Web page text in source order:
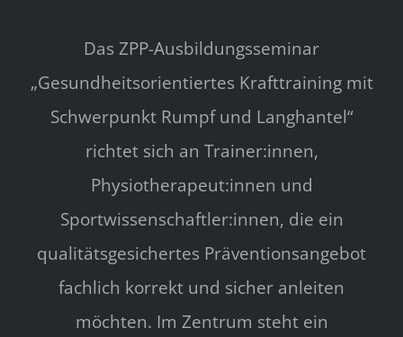
Das ZPP-Ausbildungsseminar
„Gesundheitsorientiertes Krafttraining mit
Schwerpunkt Rumpf und Langhantel“
richtet sich an Trainer:innen,
Physiotherapeut:innen und
Sportwissenschaftler:innen, die ein
qualitätsgesichertes Präventionsangebot
fachlich korrekt und sicher anleiten
möchten. Im Zentrum steht ein